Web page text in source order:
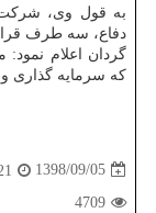
به قول وی، شركت
دفاع، سه طرف
كه سرمایه گذاری و
1398/09/05
4709